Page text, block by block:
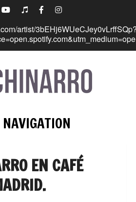
NAVIGATION
EN CAFÉ